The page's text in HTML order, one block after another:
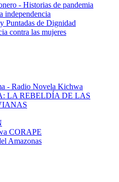
- Historias de pandemia
independencia
Puntadas de Dignidad
contra las mujeres
- Radio Novela Kichwa
LA REBELDÍA DE LAS
CORAPE
Amazonas